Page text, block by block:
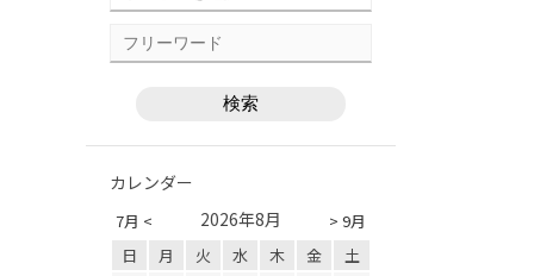
カレンダー
7月 < > 9月
2026年8月
日 月 火 水 木 金
土